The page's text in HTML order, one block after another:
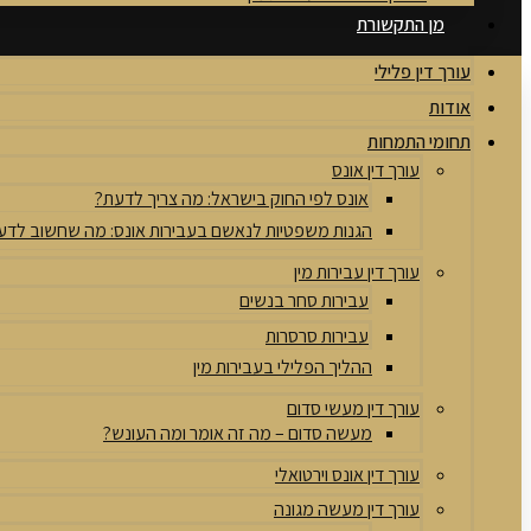
מן התקשורת
עורך דין פלילי
אודות
תחומי התמחות
עורך דין אונס
אונס לפי החוק בישראל: מה צריך לדעת?
הגנות משפטיות לנאשם בעבירות אונס: מה שחשוב
עורך דין עבירות מין
עבירות סחר בנשים
עבירות סרסרות
ההליך הפלילי בעבירות מין
עורך דין מעשי סדום
מעשה סדום – מה זה אומר ומה העונש?
עורך דין אונס וירטואלי
עורך דין מעשה מגונה